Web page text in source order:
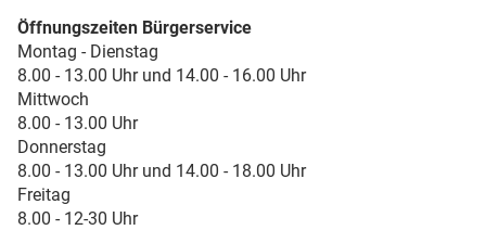
Öffnungszeiten Bürgerservice
Montag - Dienstag
8.00 - 13.00 Uhr und 14.00 - 16.00 Uhr
Mittwoch
8.00 - 13.00 Uhr
Donnerstag
8.00 - 13.00 Uhr und 14.00 - 18.00 Uhr
Freitag
8.00 - 12-30 Uhr